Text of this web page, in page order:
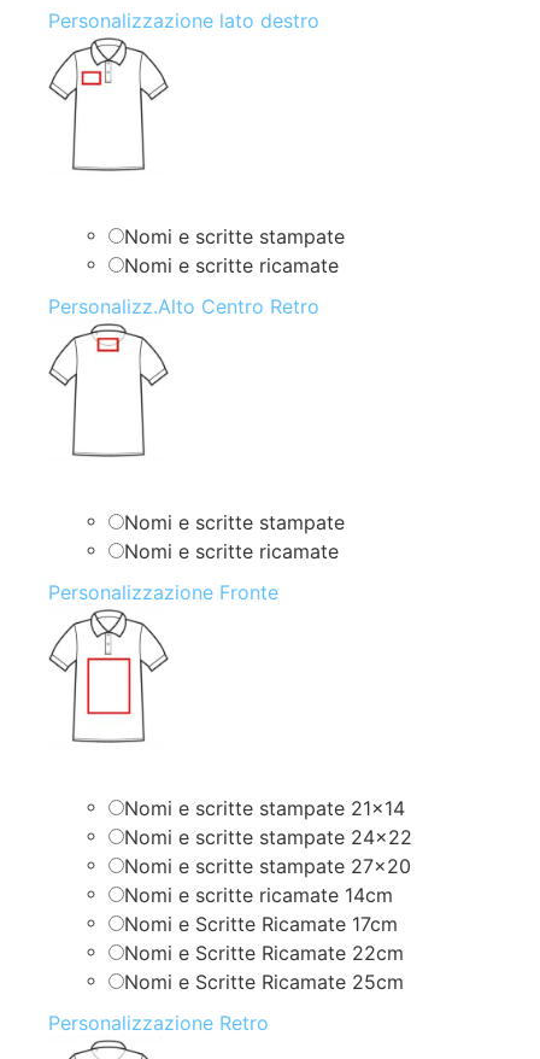
Personalizzazione lato destro
Nomi e scritte stampate
Nomi e scritte ricamate
Personalizz.Alto Centro Retro
Nomi e scritte stampate
Nomi e scritte ricamate
Personalizzazione Fronte
Nomi e scritte stampate 21×14
Nomi e scritte stampate 24×22
Nomi e scritte stampate 27×20
Nomi e scritte ricamate 14cm
Nomi e Scritte Ricamate 17cm
Nomi e Scritte Ricamate 22cm
Nomi e Scritte Ricamate 25cm
Personalizzazione Retro